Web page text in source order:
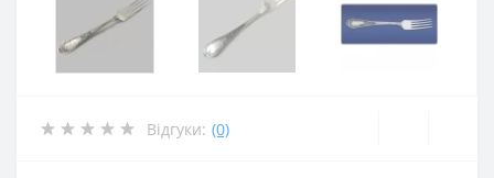
Відгуки: (0)